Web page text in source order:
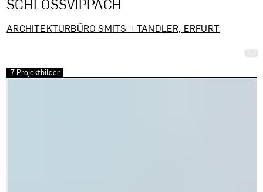
ARCHITEKTURBÜRO SMITS + TANDLER, ERFURT
7 Projektbilder
Bilder überspringen